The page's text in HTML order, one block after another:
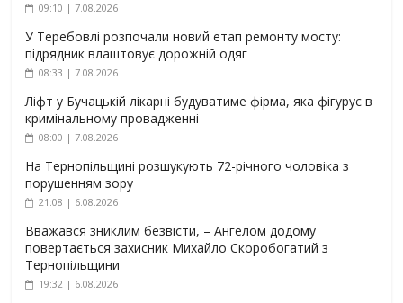
09:10 | 7.08.2026
У Теребовлі розпочали новий етап ремонту мосту:
підрядник влаштовує дорожній одяг
08:33 | 7.08.2026
Ліфт у Бучацькій лікарні будуватиме фірма, яка фігурує в
кримінальному провадженні
08:00 | 7.08.2026
На Тернопільщині розшукують 72-річного чоловіка з
порушенням зору
21:08 | 6.08.2026
Вважався зниклим безвісти, – Ангелом додому
повертається захисник Михайло Скоробогатий з
Тернопільщини
19:32 | 6.08.2026